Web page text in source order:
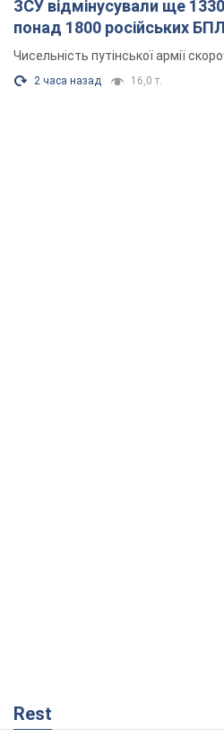
ЗСУ відмінусували ще
понад 1800 російських
Чисельність путінської армії
2 часа назад 16,0 т.
Rest